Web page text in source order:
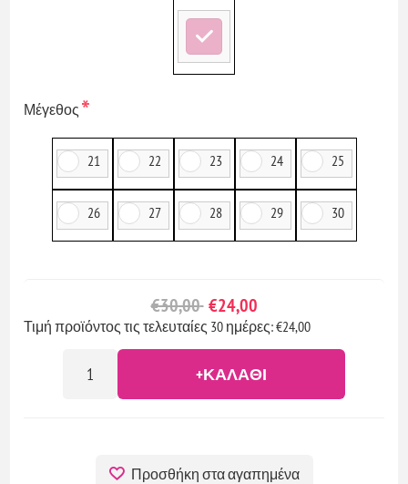
Μέγεθος*
21 22 23 24 25
26 27 28 29 30
€30,00 €24,00
Τιμή προϊόντος τις τελευταίες 30 ημέρες: €24,00
+ΚΑΛΆΘΙ
Προσθήκη στα αγαπημένα